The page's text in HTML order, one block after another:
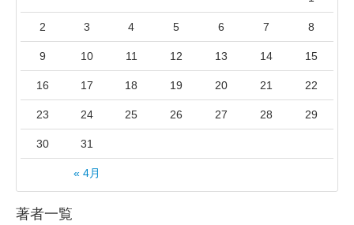
« 4月
2 3 4 5 6 7 8
9 10 11 12 13 14 15
16 17 18 19 20 21 22
23 24 25 26 27 28 29
30 31
著者一覧